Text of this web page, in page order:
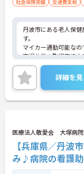
社会保険完備
交通費支給
丹波市にある老人保
す。
マイカー通勤可能な
育児休業の取得実績
で、将来結婚や出産
をスタートできます！
ご興味がある方は是
せください。さらに
詳細を
医療法人敬愛会 大塚病院
【兵庫県／丹波
み♪病院の看護